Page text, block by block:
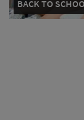
BACK TO